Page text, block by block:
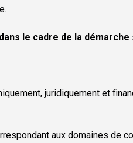
le cadre de la démarche
juridiquement et
aux domaines de